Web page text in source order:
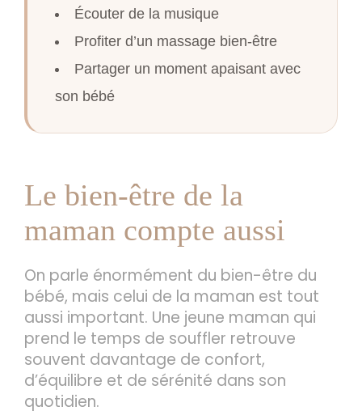
Écouter de la musique
Profiter d’un massage bien-être
Partager un moment apaisant avec
son bébé
Le bien-être de la
maman compte aussi
On parle énormément du bien-être du
bébé, mais celui de la maman est tout
aussi important. Une jeune maman qui
prend le temps de souffler retrouve
souvent davantage de confort,
d’équilibre et de sérénité dans son
quotidien.